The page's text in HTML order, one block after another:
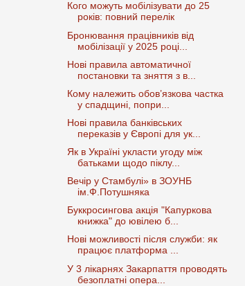
Кого можуть мобілізувати до 25
років: повний перелік
Бронювання працівників від
мобілізації у 2025 році...
Нові правила автоматичної
постановки та зняття з в...
Кому належить обов’язкова частка
у спадщині, попри...
Нові правила банківських
переказів у Європі для ук...
Як в Україні укласти угоду між
батьками щодо піклу...
Вечір у Стамбулі» в ЗОУНБ
ім.Ф.Потушняка
Буккросингова акція "Капуркова
книжка" до ювілею б...
Нові можливості після служби: як
працює платформа ...
У 3 лікарнях Закарпаття проводять
безоплатні опера...